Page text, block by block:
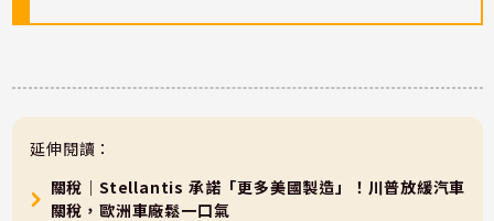
延伸閱讀：
關稅｜Stellantis 承諾「更多美國製造」！川普放緩汽車
關稅，歐洲車廠鬆一口氣